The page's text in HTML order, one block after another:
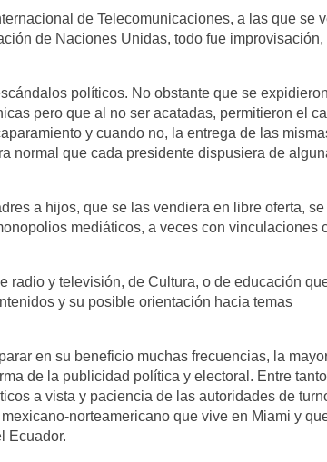
de Telecomunicaciones, a las que se
de Naciones Unidas, todo fue improvisación,
políticos. No obstante que se expidieron
pero que al no ser acatadas, permitieron el
y cuando no, la entrega de las
normal que cada presidente dispusiera de
a hijos, que se las vendiera en libre oferta,
mediáticos, a veces con vinculaciones
radio y televisión, de Cultura, o de educación
y su posible orientación hacia temas
en su beneficio muchas frecuencias, la
de la publicidad política y electoral. Entre
a vista y paciencia de las autoridades de
norteamericano que vive en Miami y
Ecuador.